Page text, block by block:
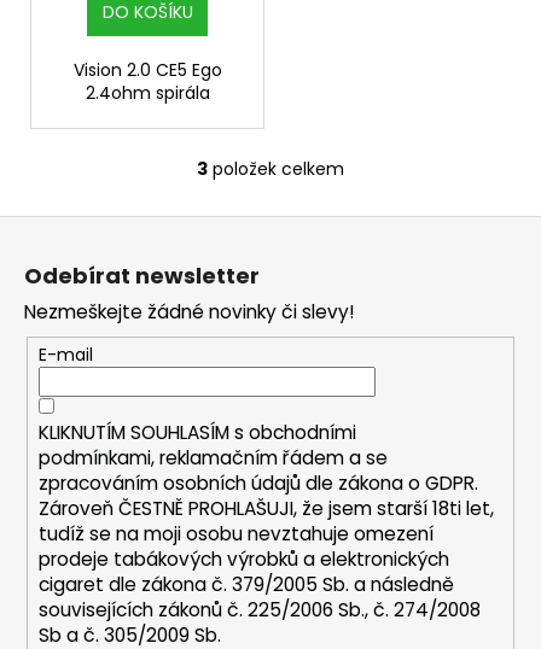
DO KOŠÍKU
Vision 2.0 CE5 Ego
2.4ohm spirála
O
v
a
c
í
p
r
v
k
y
v
ý
p
i
3 položek celkem
Z
Odebírat newsletter
Nezmeškejte žádné novinky či slevy!
E-mail
KLIKNUTÍM SOUHLASÍM s obchodními
podmínkami,reklamačním řádem a se
zpracováním osobních údajů dle zákona oGDPR.
Zároveň ČESTNĚ PROHLAŠUJI, že jsem starší 18ti let,
tudíž se na moji osobu nevztahuje omezení
prodeje tabákových výrobků a elektronických
cigaret dle zákona č. 379/2005 Sb. a následně
souvisejících zákonů č. 225/2006 Sb., č. 274/2008
Sb a č. 305/2009 Sb.